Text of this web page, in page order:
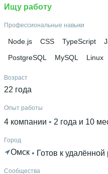
Ищу работу
Профессиональные навыки
Node.js CSS TypeScript
PostgreSQL
MySQL Linux
Возраст
22 года
Опыт работы
4 компании 2 года и 10
Город
Омск • Готов к удалённой
Сообщества